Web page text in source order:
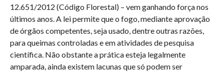
12.651/2012 (Código Florestal) – vem ganhando força nos
últimos anos. A lei permite que o fogo, mediante aprovação
de órgãos competentes, seja usado, dentre outras razões,
para queimas controladas e em atividades de pesquisa
científica. Não obstante a prática esteja legalmente
amparada, ainda existem lacunas que só podem ser